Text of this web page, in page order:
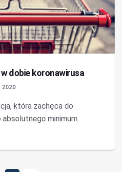
dobie koronawirusa
2020
która zachęca do
minimum.